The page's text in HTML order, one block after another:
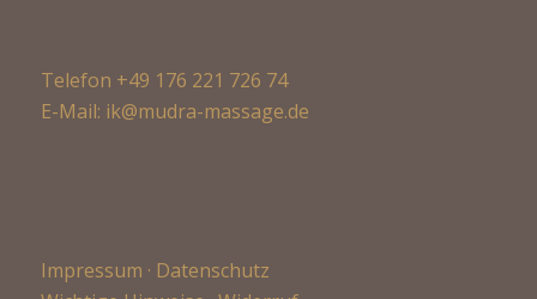
Telefon +49 176 221 726 74
E-Mail: ik@mudra-massage.de
Impressum · Datenschutz